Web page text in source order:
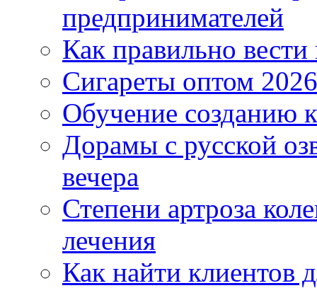
предпринимателей
Как правильно
Сигареты оптом
Обучение созданию
Дорамы с русской
вечера
Степени артроза
лечения
Как найти клиентов